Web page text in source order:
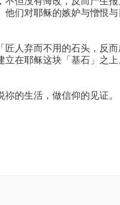
们对耶稣的嫉妒与憎恨
人弃而不用的石头，反
在耶稣这块「基石」之
的生活，做信仰的见证。